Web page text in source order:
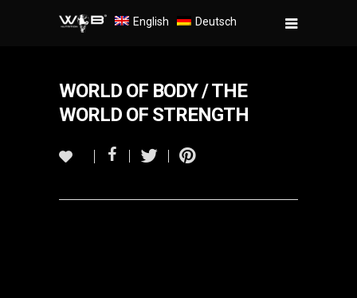
English Deutsch
WORLD OF BODY / THE
WORLD OF STRENGTH